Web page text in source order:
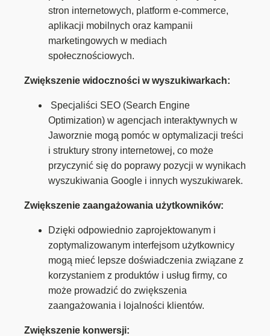
stron internetowych, platform e-commerce,
aplikacji mobilnych oraz kampanii
marketingowych w mediach
społecznościowych.
Zwiększenie widoczności w wyszukiwarkach:
Specjaliści SEO (Search Engine
Optimization) w agencjach interaktywnych w
Jaworznie mogą pomóc w optymalizacji treści
i struktury strony internetowej, co może
przyczynić się do poprawy pozycji w wynikach
wyszukiwania Google i innych wyszukiwarek.
Zwiększenie zaangażowania użytkowników:
Dzięki odpowiednio zaprojektowanym i
zoptymalizowanym interfejsom użytkownicy
mogą mieć lepsze doświadczenia związane z
korzystaniem z produktów i usług firmy, co
może prowadzić do zwiększenia
zaangażowania i lojalności klientów.
Zwiększenie konwersji: